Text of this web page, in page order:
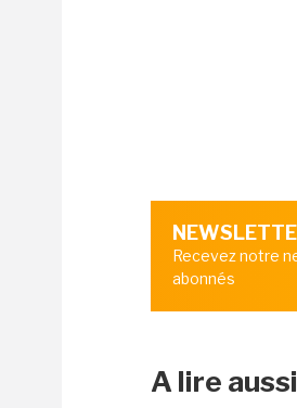
Recevez notre
abonnés
A lire aussi